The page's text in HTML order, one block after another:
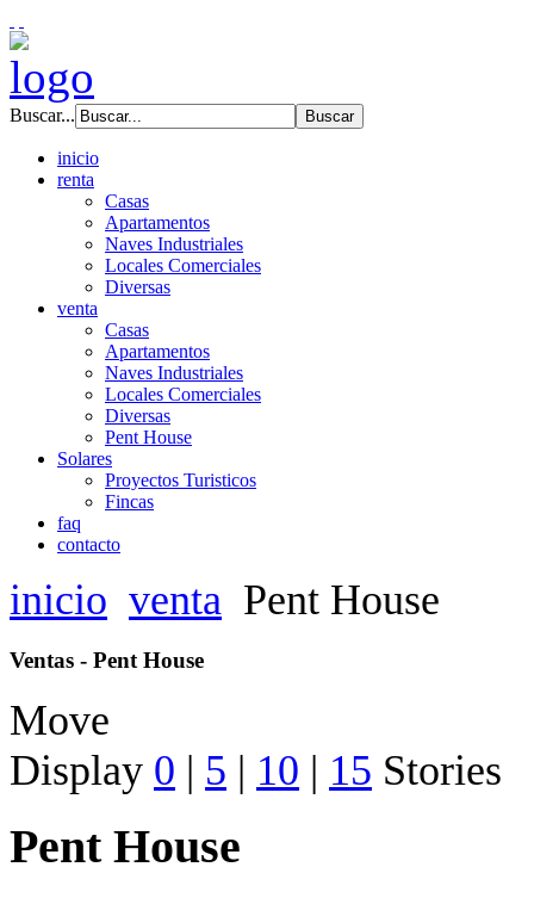
Buscar...
inicio
renta
Casas
Apartamentos
Naves Industriales
Locales Comerciales
Diversas
venta
Casas
Apartamentos
Naves Industriales
Locales Comerciales
Diversas
Pent House
Solares
Proyectos Turisticos
Fincas
faq
contacto
inicio venta Pent House
Ventas - Pent House
Move
Display 0 | 5 | 10 | 15 Stories
Pent House